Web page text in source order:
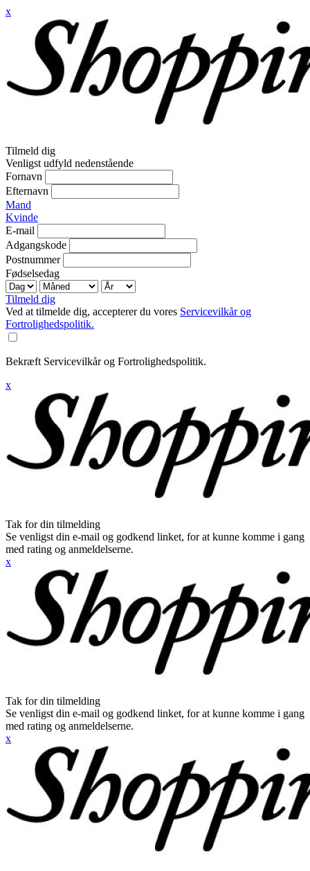
x
Tilmeld dig
Venligst udfyld nedenstående
Fornavn
Efternavn
Mand
Kvinde
E-mail
Adgangskode
Postnummer
Fødselsedag
Tilmeld dig
Ved at tilmelde dig, accepterer du vores Servicevilkår og
Fortrolighedspolitik.
Bekræft Servicevilkår og Fortrolighedspolitik.
x
Tak for din tilmelding
Se venligst din e-mail og godkend linket, for at kunne komme i gang
med rating og anmeldelserne.
x
Tak for din tilmelding
Se venligst din e-mail og godkend linket, for at kunne komme i gang
med rating og anmeldelserne.
x